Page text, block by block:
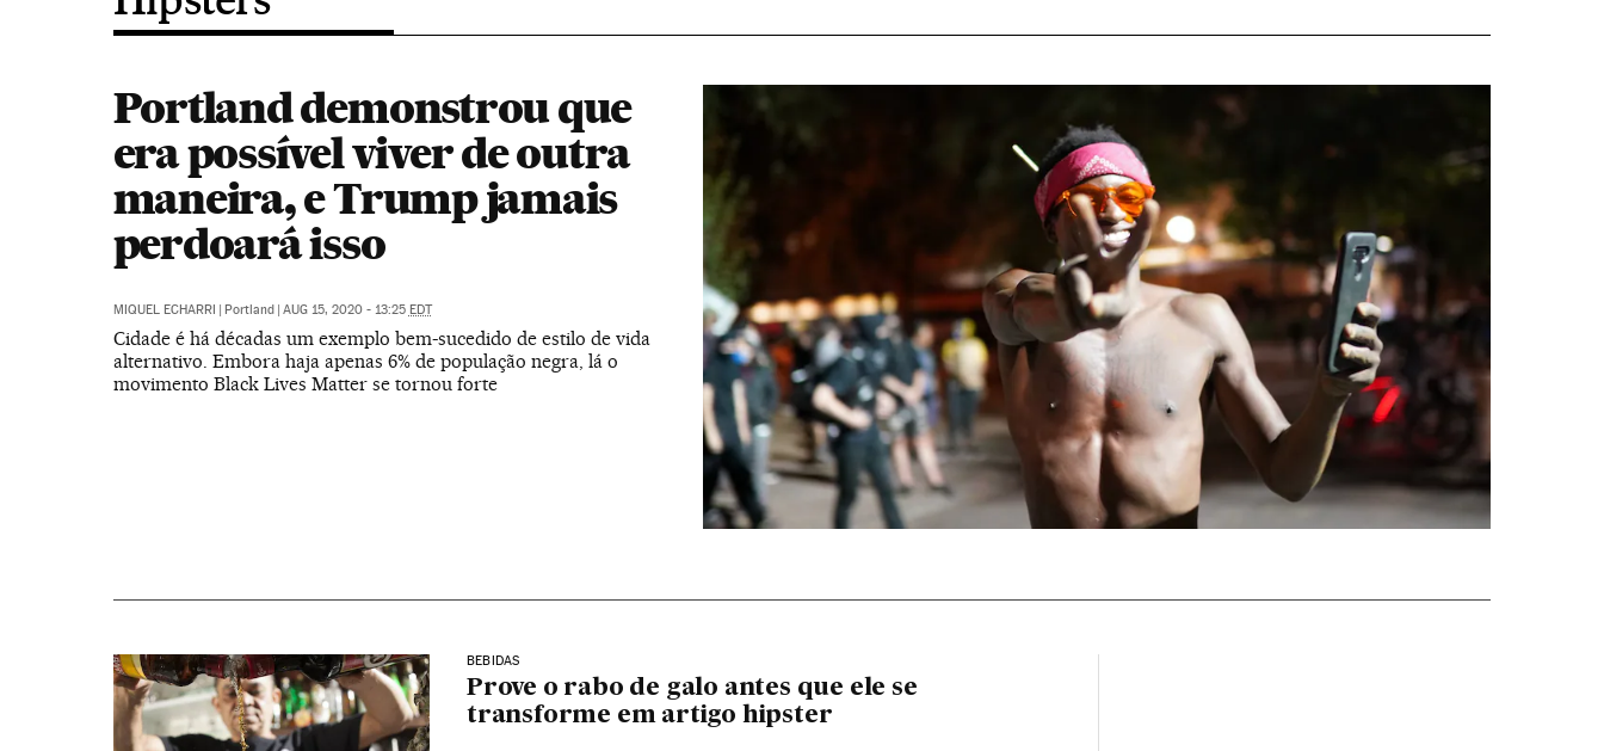
Portland demonstrou que
era possível viver de outra
maneira, e Trump jamais
perdoará isso
MIQUEL ECHARRI | Portland | AUG 15, 2020 - 13:25 EDT
Cidade é há décadas um exemplo bem-sucedido de estilo de vida
alternativo. Embora haja apenas 6% de população negra, lá o
movimento Black Lives Matter se tornou forte
BEBIDAS
Prove o rabo de galo antes que ele se
transforme em artigo hipster